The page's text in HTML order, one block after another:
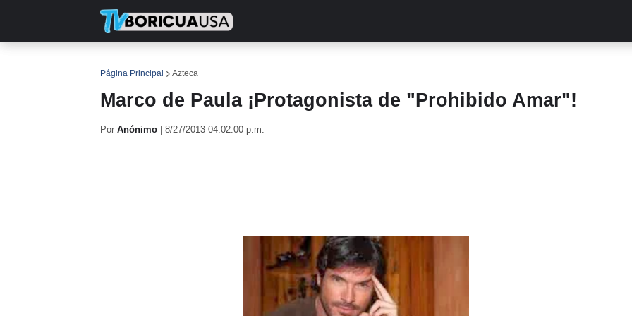
Página Principal Azteca
Marco de Paula ¡Protagonista de "Prohibido Amar"!
Por Anónimo 8/27/2013 04:02:00 p.m.